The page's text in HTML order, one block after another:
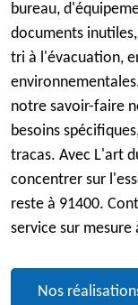
bureau,
documents
tri à l'évacuation,
notre savoir-faire
besoins
tracas. Avec L'art
concentrer sur
reste à 91400.
service sur mesure
Nos